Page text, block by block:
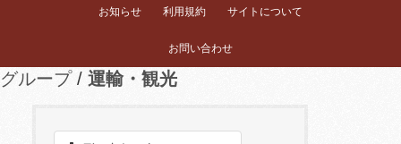
お知らせ 利用規約 サイトについて
お問い合わせ
グループ 運輸・観光